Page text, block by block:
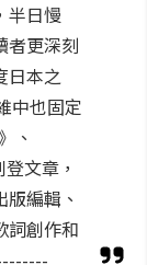
半日慢
者更深刻
日本之
中也固定
、
文章，
編輯、
詞創作和